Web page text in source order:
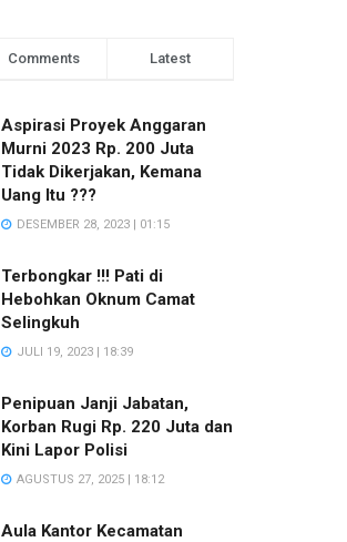
Comments Latest
Aspirasi Proyek Anggaran
Murni 2023 Rp. 200 Juta
Tidak Dikerjakan, Kemana
Uang Itu ???
DESEMBER 28, 2023 | 01:15
Terbongkar !!! Pati di
Hebohkan Oknum Camat
Selingkuh
JULI 19, 2023 | 18:39
Penipuan Janji Jabatan,
Korban Rugi Rp. 220 Juta dan
Kini Lapor Polisi
AGUSTUS 27, 2025 | 18:12
Aula Kantor Kecamatan